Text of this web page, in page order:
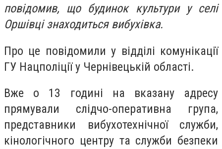
повідомив, що будинок культури у селі
Оршівці знаходиться вибухівка.
Про це повідомили у відділі комунікації
ГУ Нацполіції у Чернівецькій області.
Вже о 13 годині на вказану адресу
прямували слідчо-оперативна група,
представники вибухотехнічної служби,
кінологічного центру та служби безпеки